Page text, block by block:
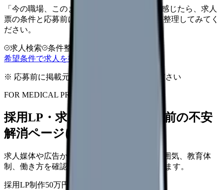
「今の職場、このままでいいのかな...」そう感じたら、求人
票の条件と応募前に確認したい不安を分けて整理してみてく
ださい。
求人検索 条件整理
希望条件で求人を探す
※ 応募前に掲載元の最新情報を確認してください
FOR MEDICAL PROVIDERS
採用LP・求人ページを、応募前の不安
解消ページにできます
求人媒体や広告から来た看護師が、職場の雰囲気、教育体
制、働き方を確認して応募できるLPを設計します。
採用LP制作50万円〜